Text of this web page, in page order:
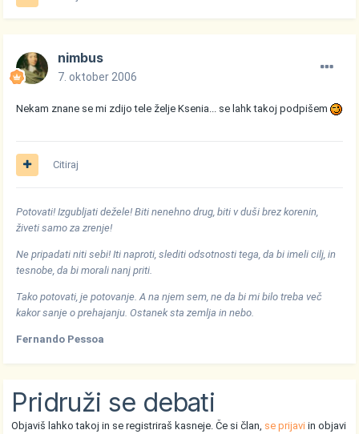
nimbus
7. oktober 2006
Nekam znane se mi zdijo tele želje Ksenia... se lahk takoj podpišem
Citiraj
Potovati! Izgubljati dežele! Biti nenehno drug, biti v duši brez korenin,
živeti samo za zrenje!
Ne pripadati niti sebi! Iti naproti, slediti odsotnosti tega, da bi imeli cilj, in
tesnobe, da bi morali nanj priti.
Tako potovati, je potovanje. A na njem sem, ne da bi mi bilo treba več
kakor sanje o prehajanju. Ostanek sta zemlja in nebo.
Fernando Pessoa
Pridruži se debati
Objaviš lahko takoj in se registriraš kasneje. Če si član, se prijavi in objavi